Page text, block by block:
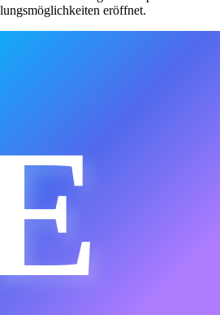
eröffnet.